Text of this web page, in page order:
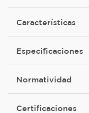
Características
Especificaciones
Normatividad
Certificaciones